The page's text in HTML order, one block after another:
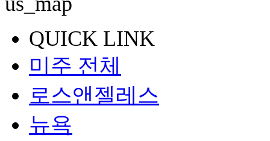
QUICK LINK
미주 전체
로스앤젤레스
뉴욕